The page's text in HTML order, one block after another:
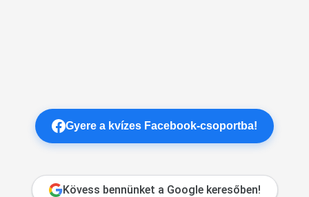
Gyere a kvízes Facebook-csoportba!
Kövess bennünket a Google keresőben!